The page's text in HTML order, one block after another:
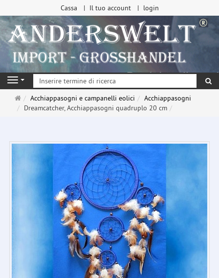
Cassa Il tuo account login
Navigation
Pagina
principale
Acchiappasogni e campanelli eolici
Acchiappasogni
Dreamcatcher, Acchiappasogni quadruplo 20 cm